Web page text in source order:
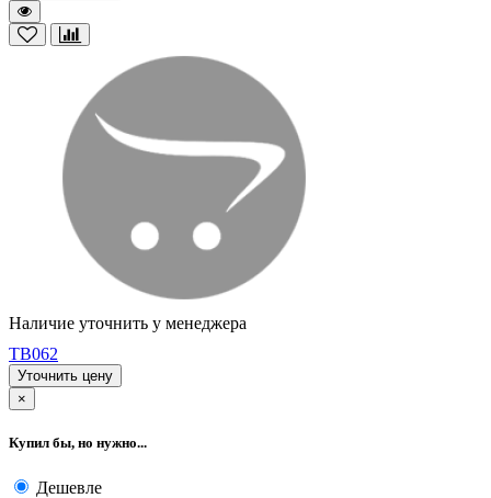
Наличие уточнить у менеджера
TB062
Уточнить цену
×
Купил бы, но нужно...
Дешевле